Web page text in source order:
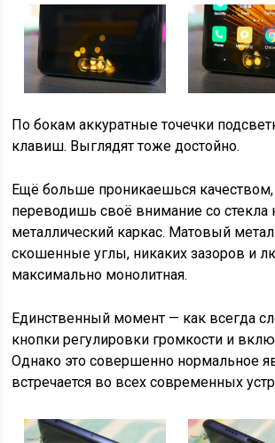
По бокам аккуратные точечки
клавиш. Выглядят тоже достойно.
Ещё больше проникаешься качеством,
переводишь своё внимание со стекла
металлический каркас. Матовый
скошенные углы, никаких зазоров и
максимально монолитная.
Единственный момент — как всегда
кнопки регулировки громкости и
Однако это совершенно нормальное
встречается во всех современных